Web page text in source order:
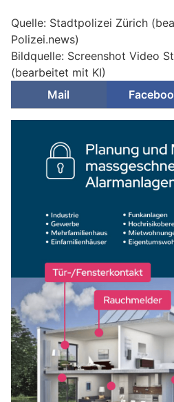
Quelle: Stadtpolizei Zürich
Polizei.news)
Bildquelle: Screenshot Video
(bearbeitet mit KI)
Mail